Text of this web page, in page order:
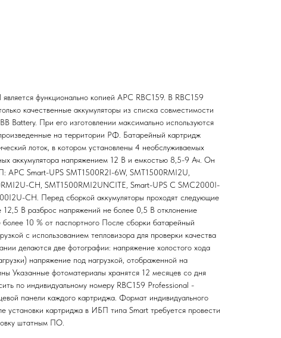
функционально копией APC RBC159. В RBC159
качественные аккумуляторы из списка совместимости
Battery. При его изготовлении максимально используются
на территории РФ. Батарейный картридж
лоток, в котором установлены 4 необслуживаемых
аккумулятора напряжением 12 В и емкостью 8,5-9 Ач. Он
APC Smart-UPS SMT1500R2I-6W, SMT1500RMI2U,
CH, SMT1500RMI2UNCITE, Smart-UPS C SMC2000I-
CH. Перед сборкой аккумуляторы проходят следующие
12,5 В разброс напряжений не более 0,5 В отклонение
более 10 % от паспортного После сборки батарейный
с использованием тепловизора для проверки качества
делаются две фотографии: напряжение холостого хода
напряжение под нагрузкой, отображенной на
Указанные фотоматериалы хранятся 12 месяцев со дня
по индивидуальному номеру RBC159 Professional -
панели каждого картриджа. Формат индивидуального
картриджа в ИБП типа Smart требуется провести
штатным ПО.